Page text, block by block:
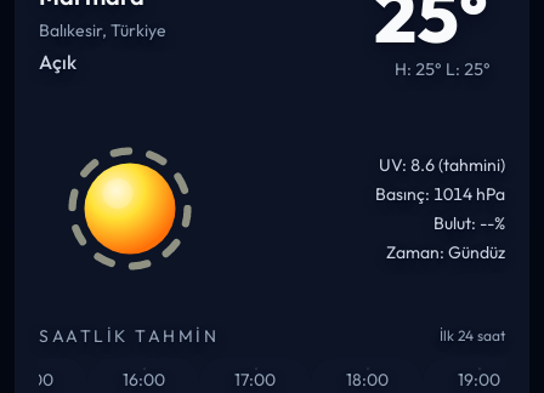
Balıkesir, Türkiye
Açık H: 25° L: 25°
UV: 8.6 (tahmini)
Basınç: 1014 hPa
Bulut: --%
Zaman: Gündüz
SAATLIK TAHMIN İlk 24 saat
15:00 16:00 17:00 18:00 19:00